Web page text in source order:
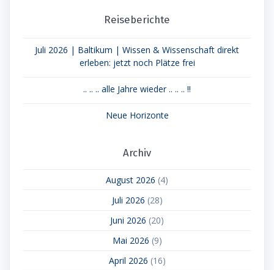
Reiseberichte
Juli 2026 | Baltikum | Wissen & Wissenschaft direkt
erleben: jetzt noch Plätze frei
.. .. .. alle Jahre wieder .. .. .. !!
Neue Horizonte
Archiv
August 2026 (4)
Juli 2026 (28)
Juni 2026 (20)
Mai 2026 (9)
April 2026 (16)